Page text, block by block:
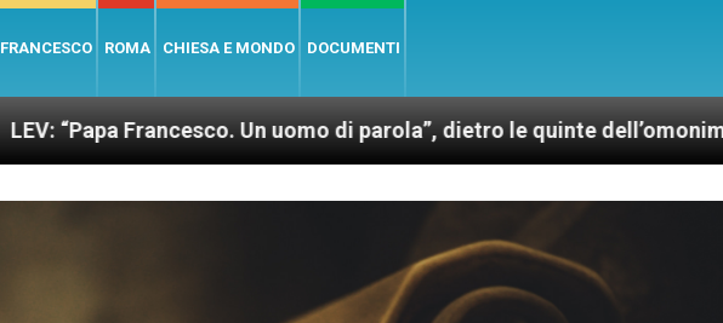
ROMA CHIESA E MONDO DOCUMENTI
Un uomo di parola”, dietro le quinte dell’omonimo film di Wim